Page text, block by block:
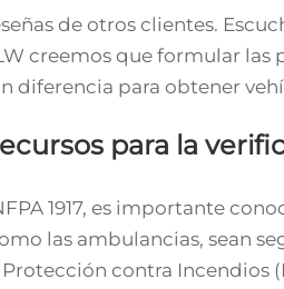
de otros clientes.
creemos que formular las
diferencia para obtener
para la
1917, es importante
las ambulancias, sean
contra Incendios